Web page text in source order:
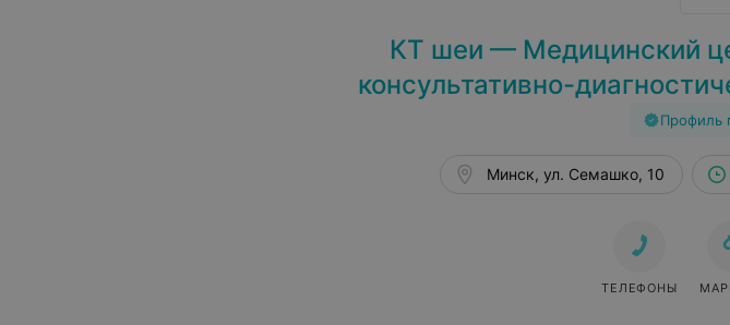
КТ шеи — Медицинский
консультативно-
Профиль
Минск, ул. Семашко, 10
ТЕЛЕФОНЫ